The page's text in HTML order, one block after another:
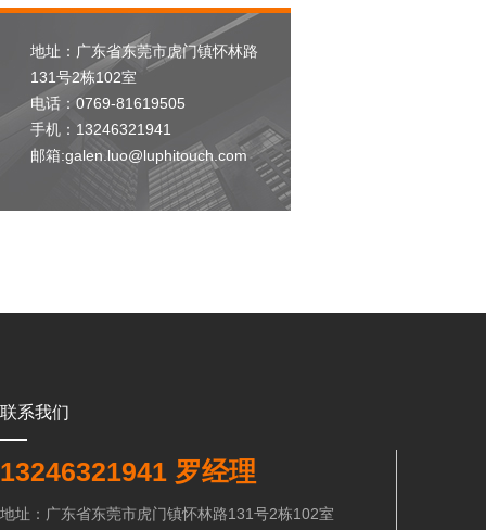
地址：广东省东莞市虎门镇怀林路
131号2栋102室
电话：0769-81619505
手机：13246321941
邮箱:galen.luo@luphitouch.com
联系我们
13246321941 罗经理
地址：广东省东莞市虎门镇怀林路131号2栋102室